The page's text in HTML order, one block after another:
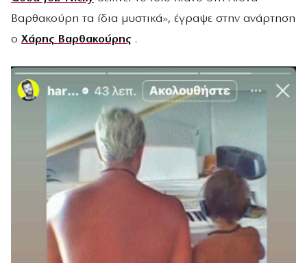
Βαρθακούρη τα ίδια μυστικά», έγραψε στην ανάρτηση
ο Χάρης Βαρθακούρης.